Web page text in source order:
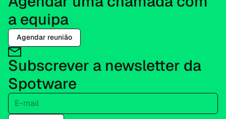
a equipa
Agendar reunião
Subscrever a newsletter da
Spotware
E-mail